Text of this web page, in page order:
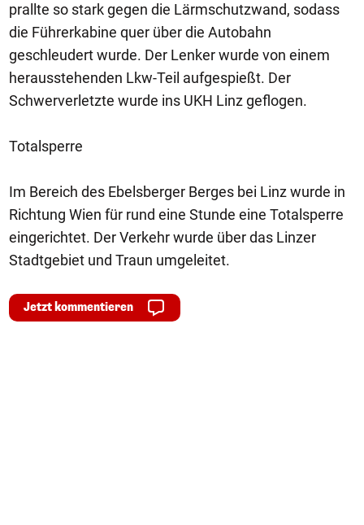
prallte so stark gegen die Lärmschutzwand, sodass
die Führerkabine quer über die Autobahn
geschleudert wurde. Der Lenker wurde von einem
herausstehenden Lkw-Teil aufgespießt. Der
Schwerverletzte wurde ins UKH Linz geflogen.
Totalsperre
Im Bereich des Ebelsberger Berges bei Linz wurde in
Richtung Wien für rund eine Stunde eine Totalsperre
eingerichtet. Der Verkehr wurde über das Linzer
Stadtgebiet und Traun umgeleitet.
Jetzt kommentieren